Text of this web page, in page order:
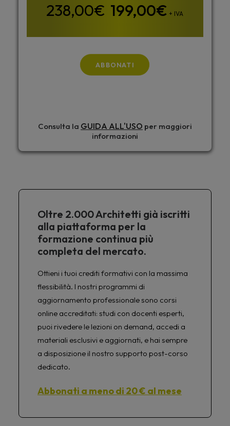
199,00€ + IVA
ABBONATI
Consulta la GUIDA ALL'USO per maggiori
informazioni
Oltre 2.000 Architetti già iscritti
alla piattaforma per la
formazione continua più
completa del mercato.
Ottieni i tuoi crediti formativi con la massima
flessibilità. I nostri programmi di
aggiornamento professionale sono corsi
online accreditati: studi con docenti esperti,
puoi rivedere le lezioni on demand, accedi a
materiali esclusivi e aggiornati, e hai sempre
a disposizione il nostro supporto post-corso
dedicato.
Abbonati a meno di 20 € al mese